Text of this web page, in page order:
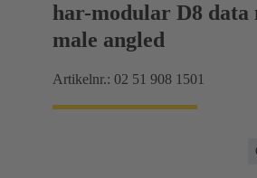
har-modular D8 data
male angled
Artikelnr.: 02 51 908 1501